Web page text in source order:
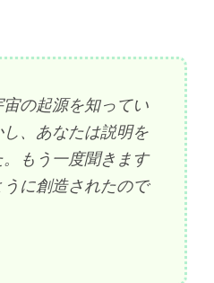
の起源を知ってい
、あなたは説明を
もう一度聞きます
に創造されたので